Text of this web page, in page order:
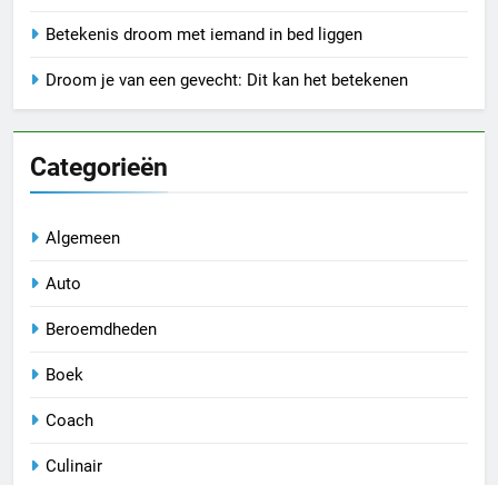
Betekenis droom met iemand in bed liggen
Droom je van een gevecht: Dit kan het betekenen
Categorieën
Algemeen
Auto
Beroemdheden
Boek
Coach
Culinair